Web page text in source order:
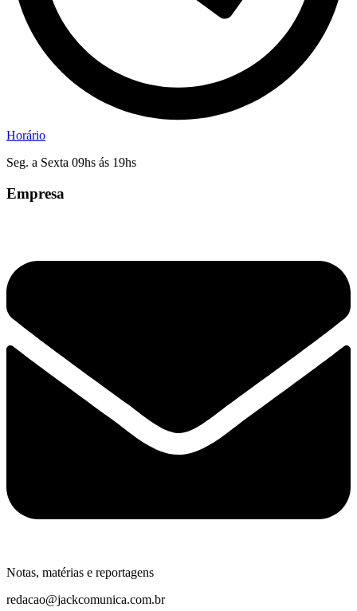
Horário
Seg. a Sexta 09hs ás 19hs
Empresa
Notas, matérias e reportagens
redacao@jackcomunica.com.br